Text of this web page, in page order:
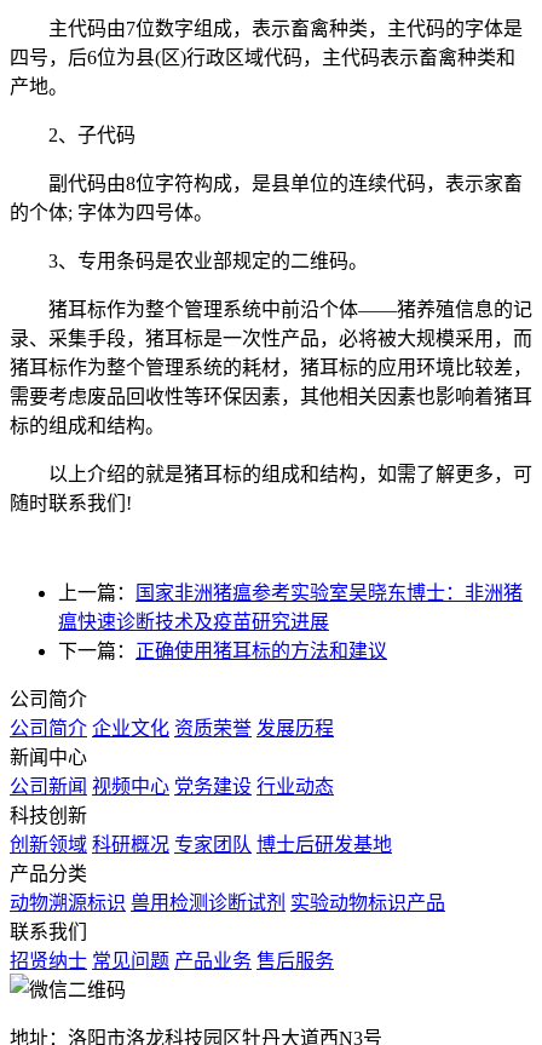
主代码由7位数字组成，表示畜禽种类，主代码的字体是
四号，后6位为县(区)行政区域代码，主代码表示畜禽种类和
产地。
2、子代码
副代码由8位字符构成，是县单位的连续代码，表示家畜
的个体; 字体为四号体。
3、专用条码是农业部规定的二维码。
猪耳标作为整个管理系统中前沿个体——猪养殖信息的记
录、采集手段，猪耳标是一次性产品，必将被大规模采用，而
猪耳标作为整个管理系统的耗材，猪耳标的应用环境比较差，
需要考虑废品回收性等环保因素，其他相关因素也影响着猪耳
标的组成和结构。
以上介绍的就是猪耳标的组成和结构，如需了解更多，可
随时联系我们!
上一篇：
国家非洲猪瘟参考实验室吴晓东博士：非洲猪
瘟快速诊断技术及疫苗研究进展
下一篇： 正确使用猪耳标的方法和建议
公司简介
公司简介 企业文化 资质荣誉 发展历程
新闻中心
公司新闻 视频中心 党务建设 行业动态
科技创新
创新领域 科研概况 专家团队 博士后研发基地
产品分类
动物溯源标识 兽用检测诊断试剂 实验动物标识产品
联系我们
招贤纳士 常见问题 产品业务 售后服务
地址：洛阳市洛龙科技园区牡丹大道西N3号